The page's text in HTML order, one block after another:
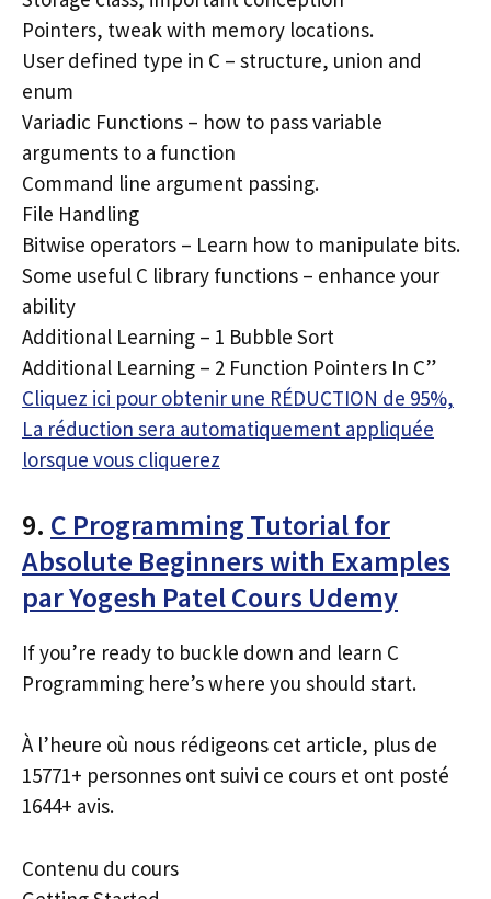
Pointers, tweak with memory locations.
User defined type in C – structure, union and
enum
Variadic Functions – how to pass variable
arguments to a function
Command line argument passing.
File Handling
Bitwise operators – Learn how to manipulate bits.
Some useful C library functions – enhance your
ability
Additional Learning – 1 Bubble Sort
Additional Learning – 2 Function Pointers In C”
Cliquez ici pour obtenir une RÉDUCTION de 95%,
La réduction sera automatiquement appliquée
lorsque vous cliquerez
9. C Programming Tutorial for
Absolute Beginners with Examples
par Yogesh Patel Cours Udemy
If you’re ready to buckle down and learn C
Programming here’s where you should start.
À l’heure où nous rédigeons cet article, plus de
15771+ personnes ont suivi ce cours et ont posté
1644+ avis.
Contenu du cours